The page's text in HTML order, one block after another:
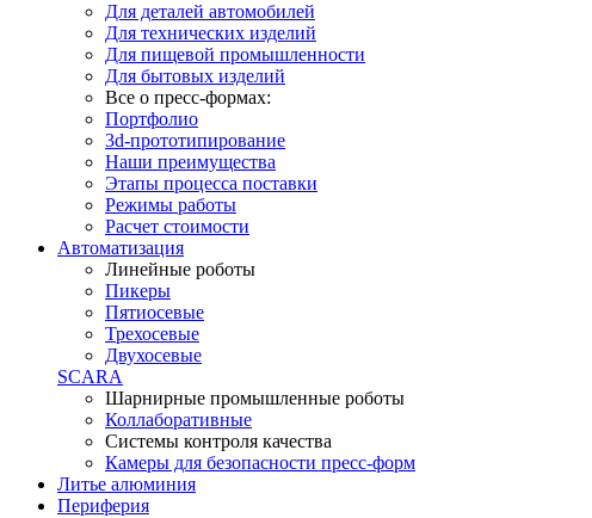
Для деталей автомобилей
Для технических изделий
Для пищевой промышленности
Для бытовых изделий
Все о пресс-формах:
Портфолио
3d-прототипирование
Наши преимущества
Этапы процесса поставки
Режимы работы
Расчет стоимости
Автоматизация
Линейные роботы
Пикеры
Пятиосевые
Трехосевые
Двухосевые
SCARA
Шарнирные промышленные роботы
Коллаборативные
Системы контроля качества
Камеры для безопасности пресс-форм
Литье алюминия
Периферия